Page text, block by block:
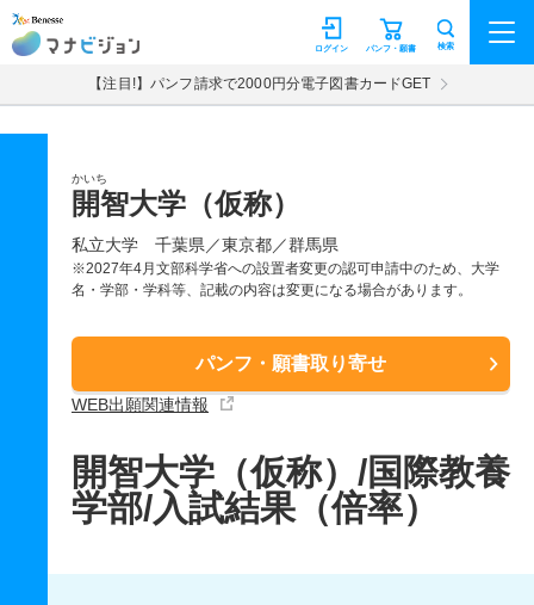
マナビジョン パンフ・願書
ログイン 検索
【注目!】パンフ請求で2000円分電子図書カードGET
かいち
開智大学（仮称）
私立大学 千葉県／東京都／群馬県
※2027年4月文部科学省への設置者変更の認可申請中のため、大学
名・学部・学科等、記載の内容は変更になる場合があります。
パンフ・願書取り寄せ
WEB出願関連情報
開智大学（仮称）/国際教養
学部/入試結果（倍率）